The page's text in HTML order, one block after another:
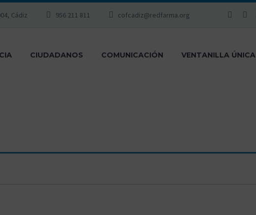
Cádiz 956 211 811 cofcadiz@redfarma.org
CIUDADANOS COMUNICACIÓN VENTANILLA ÚNICA